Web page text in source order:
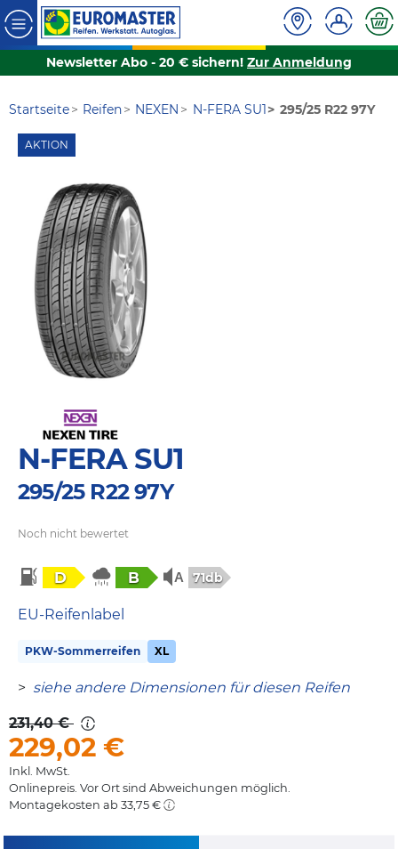
Newsletter Abo - 20 € sichern! Zur Anmeldung
Startseite Reifen NEXEN N-FERA SU1 295/25 R22 97Y
AKTION
N-FERA SU1
295/25 R22 97Y
Noch nicht bewertet
D B 71db
EU-Reifenlabel
PKW-Sommerreifen XL
> siehe andere Dimensionen für diesen Reifen
231,40 €
229,02 €
Inkl. MwSt.
Onlinepreis. Vor Ort sind Abweichungen möglich.
Montagekosten ab 33,75 €